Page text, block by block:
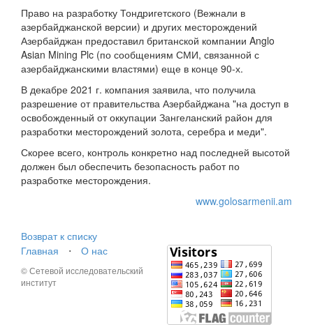
Право на разработку Тондригетского (Вежнали в
азербайджанской версии) и других месторождений
Азербайджан предоставил британской компании Anglo
Asian Mining Plc (по сообщениям СМИ, связанной с
азербайджанскими властями) еще в конце 90-х.
В декабре 2021 г. компания заявила, что получила
разрешение от правительства Азербайджана "на доступ в
освобожденный от оккупации Зангеланский район для
разработки месторождений золота, серебра и меди".
Скорее всего, контроль конкретно над последней высотой
должен был обеспечить безопасность работ по
разработке месторождения.
www.golosarmenii.am
Возврат к списку
Главная
⋅ О нас
© Сетевой исследовательский
институт